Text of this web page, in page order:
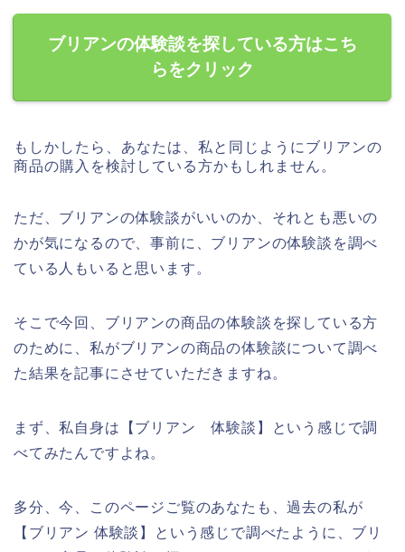
ブリアンの体験談を探している方はこち
らをクリック
もしかしたら、あなたは、私と同じようにブリアンの
商品の購入を検討している方かもしれません。
ただ、ブリアンの体験談がいいのか、それとも悪いの
かが気になるので、事前に、ブリアンの体験談を調べ
ている人もいると思います。
そこで今回、ブリアンの商品の体験談を探している方
のために、私がブリアンの商品の体験談について調べ
た結果を記事にさせていただきますね。
まず、私自身は【ブリアン 体験談】という感じで調
べてみたんですよね。
多分、今、このページご覧のあなたも、過去の私が
【ブリアン 体験談】という感じで調べたように、ブリ